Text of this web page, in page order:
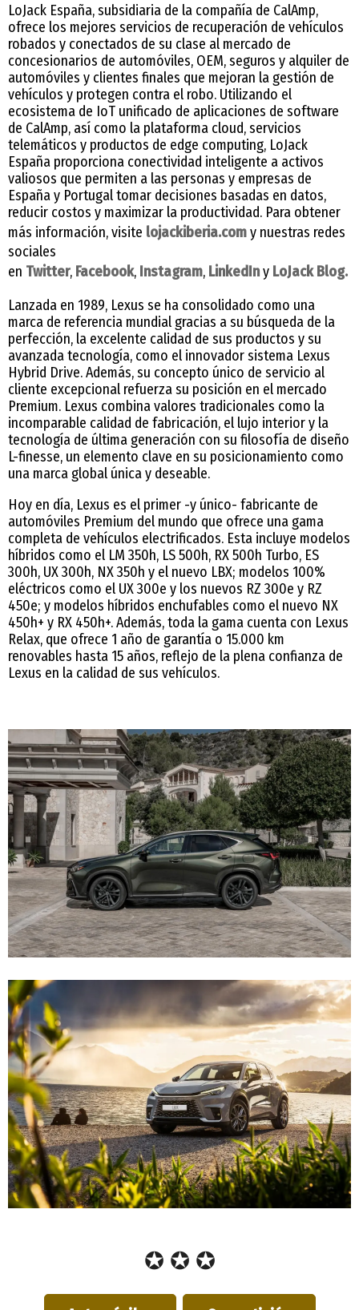
LoJack España, subsidiaria de la compañía de CalAmp,
ofrece los mejores servicios de recuperación de vehículos
robados y conectados de su clase al mercado de
concesionarios de automóviles, OEM, seguros y alquiler de
automóviles y clientes finales que mejoran la gestión de
vehículos y protegen contra el robo. Utilizando el
ecosistema de IoT unificado de aplicaciones de software
de CalAmp, así como la plataforma cloud, servicios
telemáticos y productos de edge computing, LoJack
España proporciona conectividad inteligente a activos
valiosos que permiten a las personas y empresas de
España y Portugal tomar decisiones basadas en datos,
reducir costos y maximizar la productividad. Para obtener
más información, visite lojackiberia.comy nuestras redes
sociales
en Twitter, Facebook, Instagram, LinkedIny LoJack Blog.
Lanzada en 1989, Lexus se ha consolidado como una
marca de referencia mundial gracias a su búsqueda de la
perfección, la excelente calidad de sus productos y su
avanzada tecnología, como el innovador sistema Lexus
Hybrid Drive. Además, su concepto único de servicio al
cliente excepcional refuerza su posición en el mercado
Premium. Lexus combina valores tradicionales como la
incomparable calidad de fabricación, el lujo interior y la
tecnología de última generación con su filosofía de diseño
L-finesse, un elemento clave en su posicionamiento como
una marca global única y deseable.
Hoy en día, Lexus es el primer -y único- fabricante de
automóviles Premium del mundo que ofrece una gama
completa de vehículos electrificados. Esta incluye modelos
híbridos como el LM 350h, LS 500h, RX 500h Turbo, ES
300h, UX 300h, NX 350h y el nuevo LBX; modelos 100%
eléctricos como el UX 300e y los nuevos RZ 300e y RZ
450e; y modelos híbridos enchufables como el nuevo NX
450h+ y RX 450h+. Además, toda la gama cuenta con Lexus
Relax, que ofrece 1 año de garantía o 15.000 km
renovables hasta 15 años, reflejo de la plena confianza de
Lexus en la calidad de sus vehículos.
✪ ✪ ✪